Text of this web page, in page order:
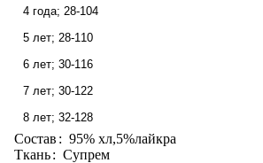
4 года; 28-104
5 лет; 28-110
6 лет; 30-116
7 лет; 30-122
8 лет; 32-128
Состав: 95% хл,5%лайкра
Ткань: Супрем